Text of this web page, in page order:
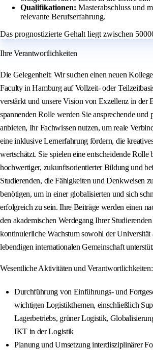
Qualifikationen: Masterabschluss und
relevante Berufserfahrung.
Das prognostizierte Gehalt liegt zwischen
Ihre Verantwortlichkeiten
Die Gelegenheit: Wir suchen einen neuen
Faculty in Hamburg auf Vollzeit- oder
verstärkt und unsere Vision von Exzellenz in der
spannenden Rolle werden Sie ansprechende und
anbieten, Ihr Fachwissen nutzen, um reale
eine inklusive Lernerfahrung fördern, die
wertschätzt. Sie spielen eine entscheidende Rolle
hochwertiger, zukunftsorientierter Bildung und
Studierenden, die Fähigkeiten und Denkweisen
benötigen, um in einer globalisierten und sich
erfolgreich zu sein. Ihre Beiträge werden einen
den akademischen Werdegang Ihrer
kontinuierliche Wachstum sowohl der Universität
lebendigen internationalen Gemeinschaft
Wesentliche Aktivitäten und Verantwortlichkeiten:
Durchführung von Einführungs- und
wichtigen Logistikthemen, einschließlich
Lagerbetriebs, grüner Logistik,
IKT in der Logistik
Planung und Umsetzung interdisziplinärer